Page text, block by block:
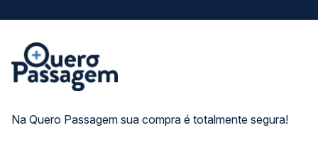
Na Quero Passagem sua compra é totalmente segura!